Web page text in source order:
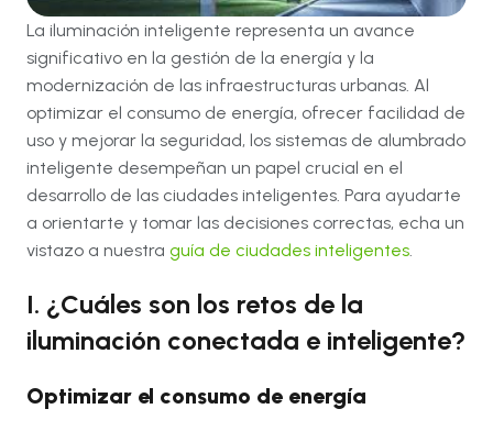
La iluminación inteligente representa un avance
significativo en la gestión de la energía y la
modernización de las infraestructuras urbanas. Al
optimizar el consumo de energía, ofrecer facilidad de
uso y mejorar la seguridad, los sistemas de alumbrado
inteligente desempeñan un papel crucial en el
desarrollo de las ciudades inteligentes. Para ayudarte
a orientarte y tomar las decisiones correctas, echa un
vistazo a nuestra guía de ciudades inteligentes.
I. ¿Cuáles son los retos de la
iluminación conectada e inteligente?
Optimizar el consumo de energía